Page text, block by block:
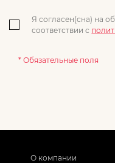
Я согласен(сна) на
соответствии с
* Обязательные поля
О компании